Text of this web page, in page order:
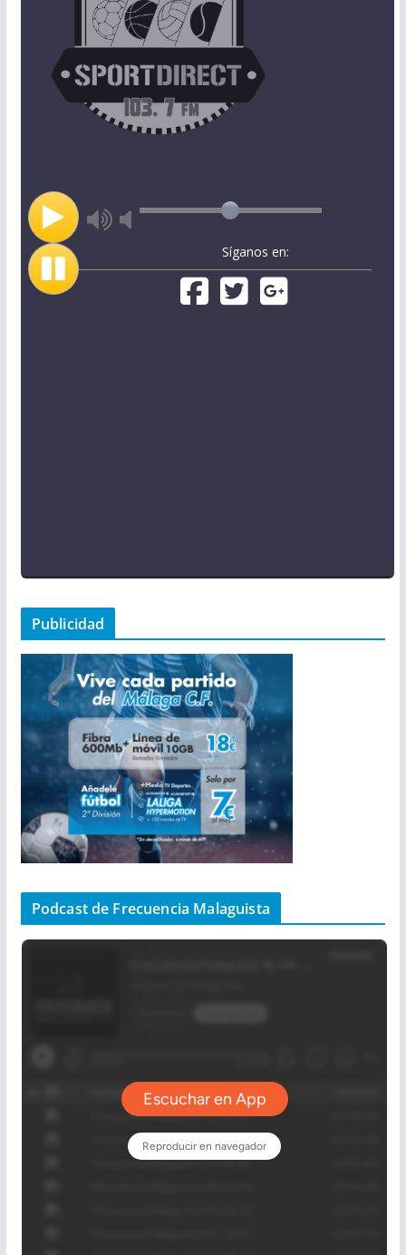
Síganos en:
Publicidad
Podcast de Frecuencia Malaguista